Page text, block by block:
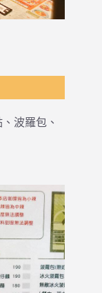
波羅包、